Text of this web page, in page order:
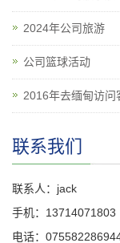
2024年公司旅游
公司篮球活动
2016年去缅甸访问
联系我们
联系人：jack
手机：13714071803
电话：